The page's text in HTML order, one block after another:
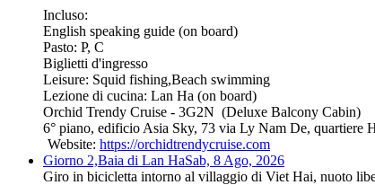
Incluso:
English speaking guide (on board)
Pasto: P, C
Biglietti d'ingresso
Leisure: Squid fishing,Beach swimming
Lezione di cucina: Lan Ha (on board)
Orchid Trendy Cruise - 3G2N (Deluxe Balcony Cabin)
6° piano, edificio Asia Sky, 73 via Ly Nam De,
Website: https://orchidtrendycruise.com
Giorno 2,Baia di Lan HaSab, 8 Ago, 2026
Giro in bicicletta intorno al villaggio di Viet Hai, nuoto